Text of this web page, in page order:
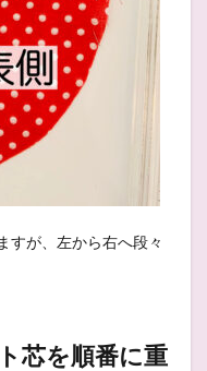
すが、左から右へ段々
芯を順番に重